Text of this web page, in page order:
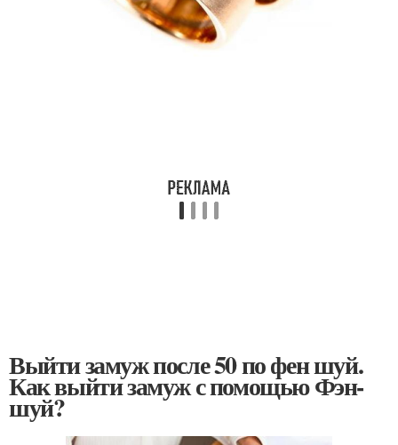
Выйти замуж после 50 по фен шуй.
Как выйти замуж с помощью Фэн-
шуй?